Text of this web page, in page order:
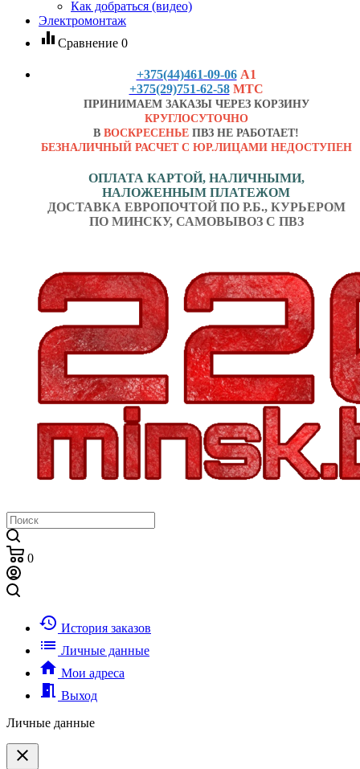
Как добраться (видео)
Электромонтаж
equalizer Сравнение 0
+375(44)461-09-06 А1
+375(29)751-62-58 МТС
ПРИНИМАЕМ ЗАКАЗЫ ЧЕРЕЗ КОРЗИНУ
КРУГЛОСУТОЧНО
В ВОСКРЕСЕНЬЕ ПВЗ НЕ РАБОТАЕТ!
БЕЗНАЛИЧНЫЙ РАСЧЕТ С ЮР.ЛИЦАМИ НЕДОСТУПЕН
ОПЛАТА КАРТОЙ, НАЛИЧНЫМИ,
НАЛОЖЕННЫМ ПЛАТЕЖОМ
ДОСТАВКА ЕВРОПОЧТОЙ ПО Р.Б., КУРЬЕРОМ
ПО МИНСКУ, САМОВЫВОЗ С ПВЗ
0
history История заказов
list Личные данные
home Мои адреса
meeting_room Выход
Личные данные
clear